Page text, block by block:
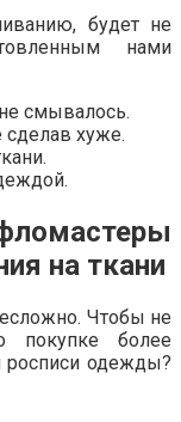
будет не
нами
смывалось.
сделав хуже.
на ткани
Чтобы не
покупке более
росписи одежды?